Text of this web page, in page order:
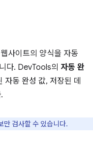
사이트의 양식을 자동
다. DevTools의 자동 완
자동 완성 값, 저장된 데
만 검사할 수 있습니다.